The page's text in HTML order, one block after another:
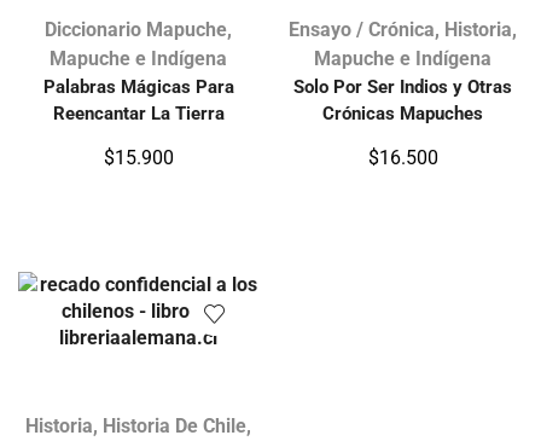
Diccionario Mapuche,
Mapuche e Indígena
Palabras Mágicas Para
Reencantar La Tierra
$15.900
Ensayo / Crónica, Historia,
Mapuche e Indígena
Solo Por Ser Indios y Otras
Crónicas Mapuches
$16.500
Historia, Historia De Chile,